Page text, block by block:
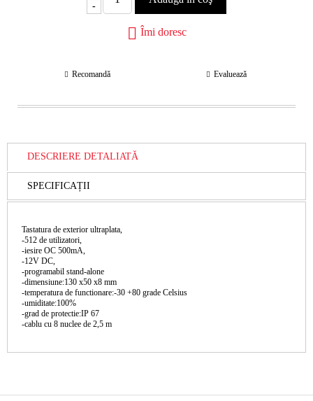
-
Îmi doresc
Recomandă Evaluează
DESCRIERE DETALIATĂ
SPECIFICAȚII
Tastatura de exterior ultraplata,
-512 de utilizatori,
-iesire OC 500mA,
-12V DC,
-programabil stand-alone
-dimensiune:130 x50 x8 mm
-temperatura de functionare:-30 +80 grade Celsius
-umiditate:100%
-grad de protectie:IP 67
-cablu cu 8 nuclee de 2,5 m